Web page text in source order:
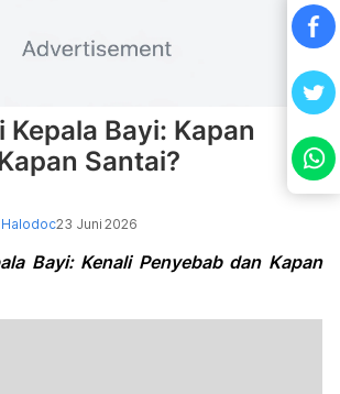
Kepala Bayi: Kapan
Santai?
23 Juni 2026
Bayi: Kenali Penyebab dan Kapan